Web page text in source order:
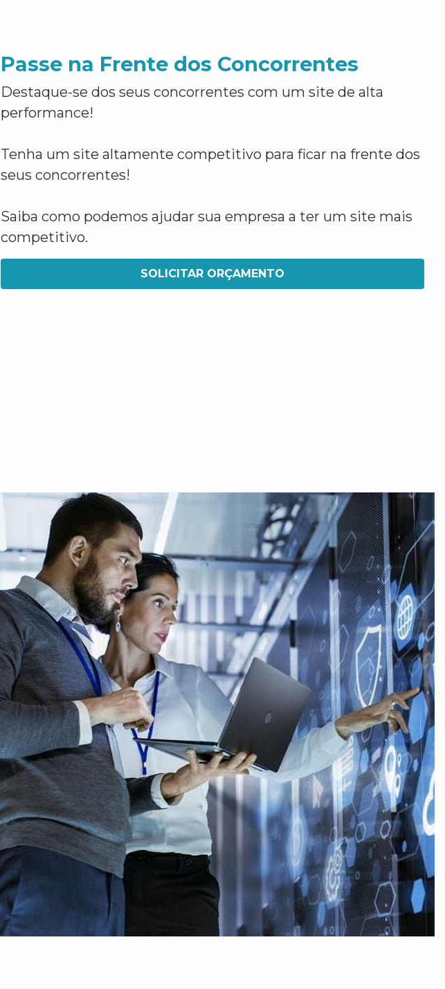
Passe na Frente dos Concorrentes
Destaque-se dos seus concorrentes com um site de alta
performance!
Tenha um site altamente competitivo para ficar na frente dos
seus concorrentes!
Saiba como podemos ajudar sua empresa a ter um site mais
competitivo.
SOLICITAR ORÇAMENTO